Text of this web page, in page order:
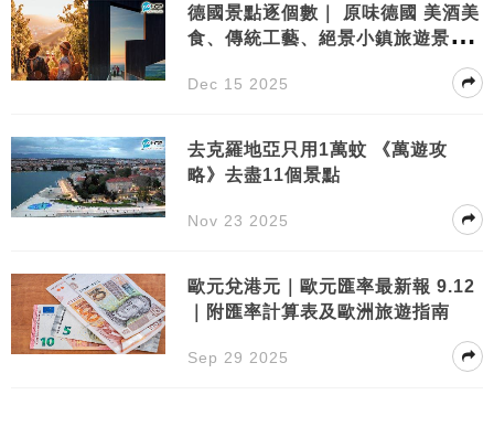
德國景點逐個數｜ 原味德國 美酒美
食、傳統工藝、絕景小鎮旅遊景點
Dec 15 2025
去克羅地亞只用1萬蚊 《萬遊攻
略》去盡11個景點
Nov 23 2025
歐元兌港元｜歐元匯率最新報 9.12
｜附匯率計算表及歐洲旅遊指南
Sep 29 2025